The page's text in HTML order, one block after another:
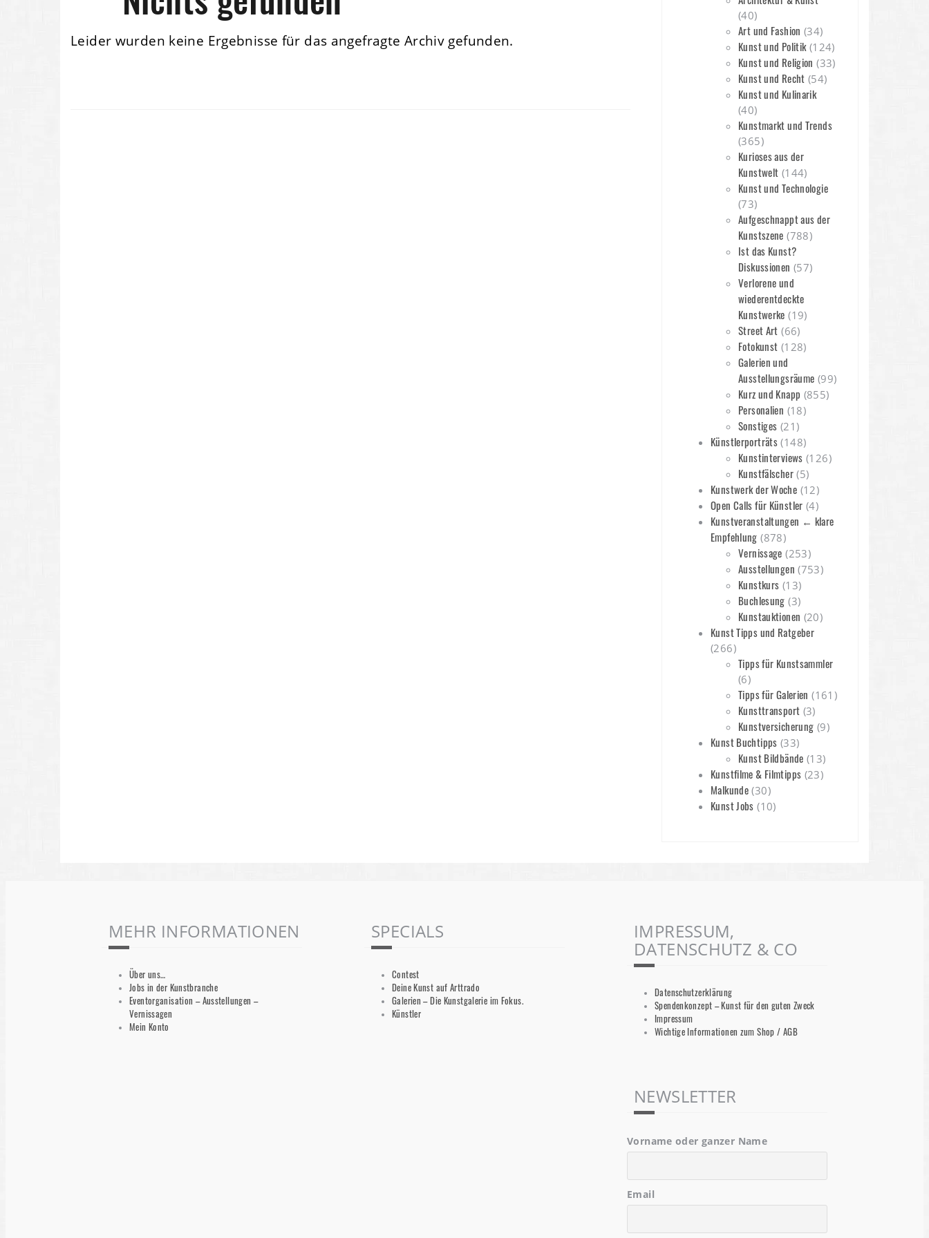
Leider wurden keine Ergebnisse für das angefragte Archiv gefunden.
(40)
Art und Fashion (34)
Kunst und Politik(124)
Kunst und Religion (33)
Kunst und Recht (54)
Kunst und Kulinarik
(40)
Kunstmarkt und Trends
(365)
Kurioses aus der
Kunstwelt (144)
Kunst und Technologie
(73)
Aufgeschnappt aus der
Kunstszene (788)
Ist das Kunst?
Diskussionen (57)
Verlorene und
wiederentdeckte
Kunstwerke (19)
Street Art (66)
Fotokunst (128)
Galerien und
Ausstellungsräume (99)
Kurz und Knapp (855)
Personalien (18)
Sonstiges (21)
Künstlerporträts (148)
Kunstinterviews (126)
Kunstfälscher(5)
Kunstwerk der Woche (12)
Open Calls für Künstler (4)
Kunstveranstaltungen ← klare
Empfehlung (878)
Vernissage (253)
Ausstellungen (753)
Kunstkurs (13)
Buchlesung (3)
Kunstauktionen (20)
Kunst Tipps und Ratgeber
(266)
Tipps für Kunstsammler
(6)
Tipps für Galerien (161)
Kunsttransport (3)
Kunstversicherung (9)
Kunst Buchtipps (33)
Kunst Bildbände (13)
Kunstfilme & Filmtipps (23)
Malkunde (30)
Kunst Jobs (10)
MEHR INFORMATIONEN
Über uns…
Jobs in der Kunstbranche
Eventorganisation – Ausstellungen –
Vernissagen
Mein Konto
SPECIALS
Contest
Deine Kunst auf Arttrado
Galerien – Die Kunstgalerie im Fokus.
Künstler
IMPRESSUM,
DATENSCHUTZ & CO
Datenschutzerklärung
Spendenkonzept – Kunst für den guten Zweck
Impressum
Wichtige Informationen zum Shop / AGB
NEWSLETTER
Vorname oder ganzer Name
Email